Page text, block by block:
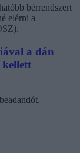
bérrendszert
elérni a
a dán